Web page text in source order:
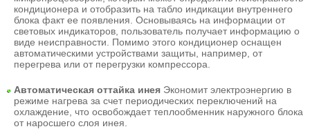
кондиционера и отобразить на табло индикации внутреннего
блока факт ее появления. Основываясь на информации от
световых индикаторов, пользователь получает информацию о
виде неисправности. Помимо этого кондиционер оснащен
автоматическими устройствами защиты, например, от
перегрева или от перегрузки компрессора.
Автоматическая оттайка инея Экономит электроэнергию в
режиме нагрева за счет периодических переключений на
охлаждение, что освобождает теплообменник наружного блока
от наросшего слоя инея.